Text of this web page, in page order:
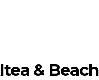
& Beach